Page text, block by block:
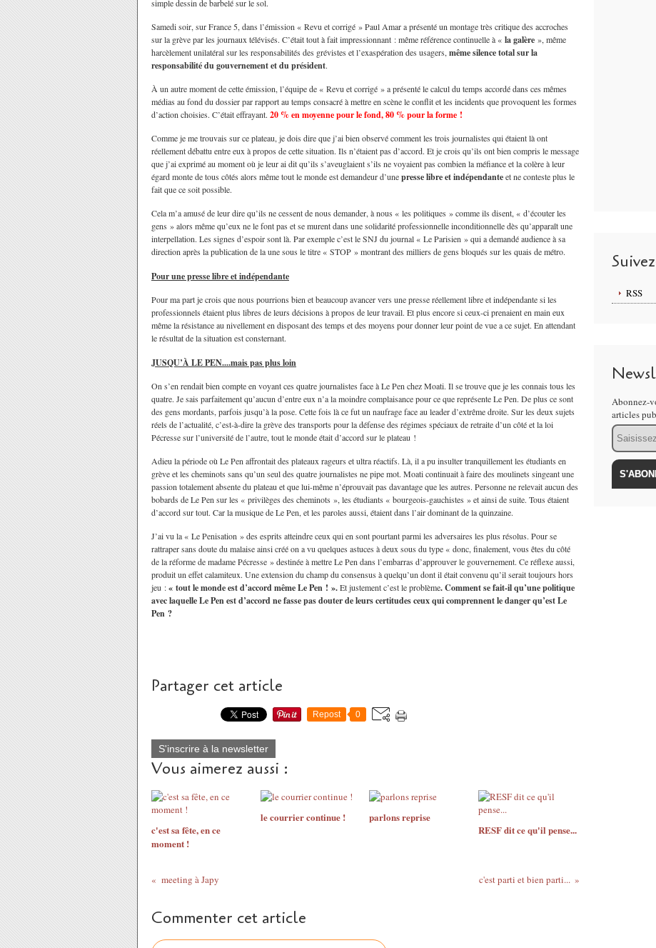
simple dessin de barbelé sur le sol.
Samedi soir, sur France 5, dans l’émission « Revu et corrigé » Paul Amar a présenté un montage très critique des accroches
sur la grève par les journaux télévisés. C’était tout à fait impressionnant : même référence continuelle à « la galère », même
harcèlement unilatéral sur les responsabilités des grévistes et l’exaspération des usagers, même silence total sur la
responsabilité du gouvernement et du président.
À un autre moment de cette émission, l’équipe de « Revu et corrigé » a présenté le calcul du temps accordé dans ces mêmes
médias au fond du dossier par rapport au temps consacré à mettre en scène le conflit et les incidents que provoquent les formes
d’action choisies. C’était effrayant. 20 % en moyenne pour le fond, 80 % pour la forme !
Comme je me trouvais sur ce plateau, je dois dire que j’ai bien observé comment les trois journalistes qui étaient là ont
réellement débattu entre eux à propos de cette situation. Ils n’étaient pas d’accord. Et je crois qu’ils ont bien compris le message
que j’ai exprimé au moment où je leur ai dit qu’ils s’aveuglaient s’ils ne voyaient pas combien la méfiance et la colère à leur
égard monte de tous côtés alors même tout le monde est demandeur d’unepresse libre et indépendanteet ne conteste plus le
fait que ce soit possible.
Cela m’a amusé de leur dire qu’ils ne cessent de nous demander, à nous « les politiques » comme ils disent, « d’écouter les
gens » alors même qu’eux ne le font pas et se murent dans une solidarité professionnelle inconditionnelle dès qu’apparaît une
interpellation. Les signes d’espoir sont là. Par exemple c’est le SNJ du journal « Le Parisien » qui a demandé audience à sa
direction après la publication de la une sous le titre « STOP » montrant des milliers de gens bloqués sur les quais de métro.
Pour une presse libre et indépendante
Pour ma part je crois que nous pourrions bien et beaucoup avancer vers une presse réellement libre et indépendante si les
professionnels étaient plus libres de leurs décisions à propos de leur travail. Et plus encore si ceux-ci prenaient en main eux
même la résistance au nivellement en disposant des temps et des moyens pour donner leur point de vue a ce sujet. En attendant
le résultat de la situation est consternant.
JUSQU’À LE PEN....mais pas plus loin
On s’en rendait bien compte en voyant ces quatre journalistes face à Le Pen chez Moati. Il se trouve que je les connais tous les
quatre. Je sais parfaitement qu’aucun d’entre eux n’a la moindre complaisance pour ce que représente Le Pen. De plus ce sont
des gens mordants, parfois jusqu’à la pose. Cette fois là ce fut un naufrage face au leader d’extrême droite. Sur les deux sujets
réels de l’actualité, c’est-à-dire la grève des transports pour la défense des régimes spéciaux de retraite d’un côté et la loi
Pécresse sur l’université de l’autre, tout le monde était d’accord sur le plateau !
Adieu la période où Le Pen affrontait des plateaux rageurs et ultra réactifs. Là, il a pu insulter tranquillement les étudiants en
grève et les cheminots sans qu’un seul des quatre journalistes ne pipe mot. Moati continuait à faire des moulinets singeant une
passion totalement absente du plateau et que lui-même n’éprouvait pas davantage que les autres. Personne ne relevait aucun des
bobards de Le Pen sur les « privilèges des cheminots », les étudiants « bourgeois-gauchistes » et ainsi de suite. Tous étaient
d’accord sur tout. Car la musique de Le Pen, et les paroles aussi, étaient dans l’air dominant de la quinzaine.
J’ai vu la « Le Penisation » des esprits atteindre ceux qui en sont pourtant parmi les adversaires les plus résolus. Pour se
rattraper sans doute du malaise ainsi créé on a vu quelques astuces à deux sous du type « donc, finalement, vous êtes du côté
de la réforme de madame Pécresse » destinée à mettre Le Pen dans l’embarras d’approuver le gouvernement. Ce réflexe aussi,
produit un effet calamiteux. Une extension du champ du consensus à quelqu’un dont il était convenu qu’il serait toujours hors
jeu :« tout le monde estd’accord même Le Pen ! ».Et justement c’est le problème. Comment se fait-il qu’une politique
avec laquelle Le Pen est d’accord ne fasse pas douter de leurs certitudes ceux qui comprennent le danger qu’est Le
Pen ?
Partager cet article
Repost 0
S'inscrire à la newsletter
Vous aimerez aussi :
c'est sa fête, en ce
moment !
le courrier continue !
parlons reprise
RESF dit ce qu'il pense...
meeting à Japy c'est parti et bien parti...
Commenter cet article
RSS
Abonnez-
articles
Email